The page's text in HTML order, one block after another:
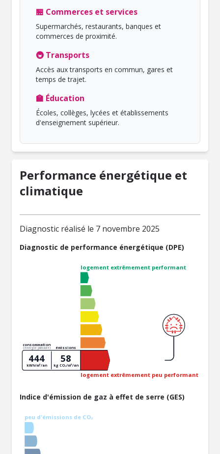
🏪 Commerces et services
Supermarchés, restaurants, banques et
commerces de proximité.
🚇 Transports
Accès aux transports en commun, gares et
temps de trajet.
🏫 Éducation
Écoles, collèges, lycées et établissements
d'enseignement supérieur.
Performance énergétique et
climatique
Diagnostic réalisé le 7 novembre 2025
Diagnostic de performance énergétique (DPE)
logement extrêmement performant
logement extrêmement peu performant
consommation
(énergie primaire) émissions
444
kWh/m²/an
58
kg CO₂/m²/an
Indice d'émission de gaz à effet de serre (GES)
peu d'émissions de CO₂